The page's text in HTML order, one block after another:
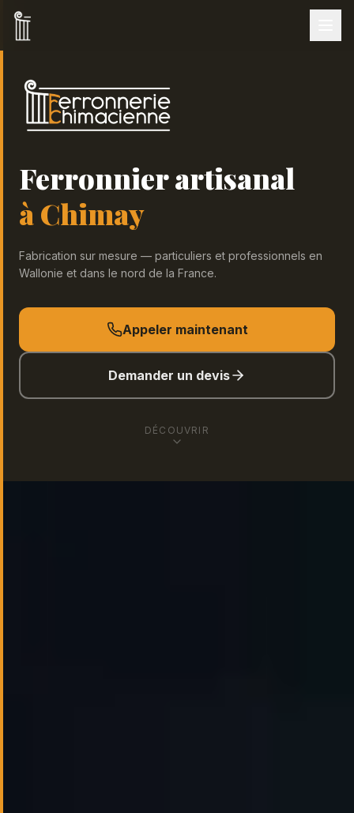
Ferronnier artisanal
à Chimay
Fabrication sur mesure — particuliers et professionnels en
Wallonie et dans le nord de la France.
Appeler maintenant
Demander un devis
DÉCOUVRIR